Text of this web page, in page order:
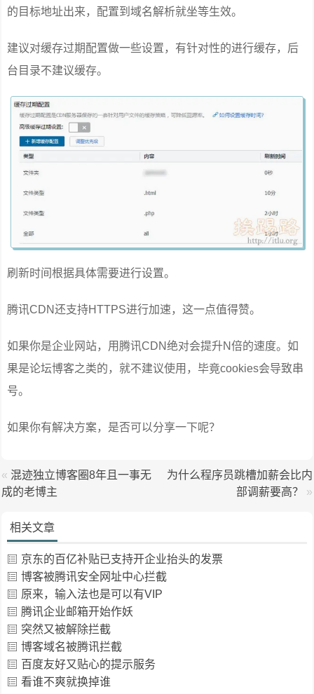
的目标地址出来，配置到域名解析就坐等生效。
建议对缓存过期配置做一些设置，有针对性的进行缓存，后
台目录不建议缓存。
刷新时间根据具体需要进行设置。
腾讯CDN还支持HTTPS进行加速，这一点值得赞。
如果你是企业网站，用腾讯CDN绝对会提升N倍的速度。如
果是论坛博客之类的，就不建议使用，毕竟cookies会导致串
号。
如果你有解决方案，是否可以分享一下呢？
« 混迹独立博客圈8年且一事无
成的老博主
为什么程序员跳槽加薪会比内
部调薪要高？
»
相关文章
京东的百亿补贴已支持开企业抬头的发票
博客被腾讯安全网址中心拦截
原来，输入法也是可以有VIP
腾讯企业邮箱开始作妖
突然又被解除拦截
博客域名被腾讯拦截
百度友好又贴心的提示服务
看谁不爽就换掉谁